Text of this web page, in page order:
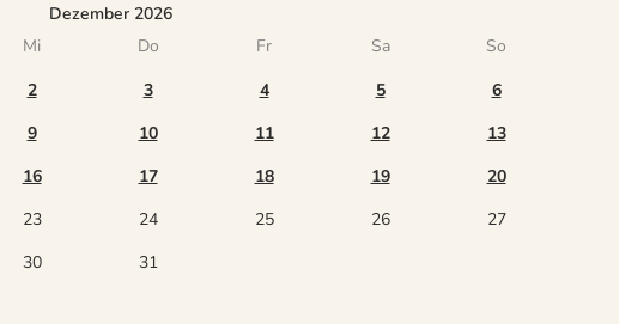
Dezember 2026
Mi Do Fr Sa
So
2 3 4 5
6
9 10 11 12
13
16 17 18 19
20
23 24 25 26
27
30
31